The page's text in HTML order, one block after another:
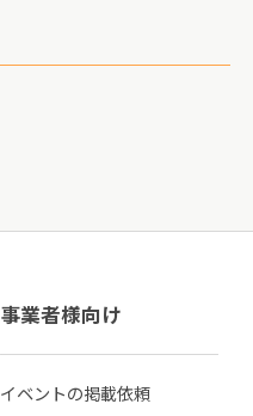
事業者様向け
イベントの掲載依頼